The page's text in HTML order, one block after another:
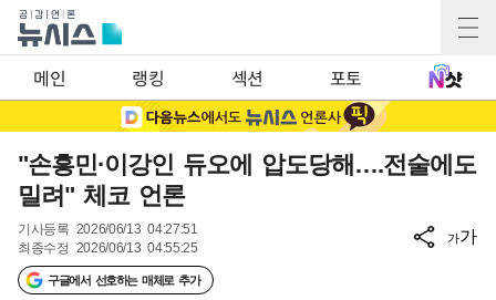
메인 랭킹 섹션 포토
"손흥민·이강인 듀오에 압도당해….전술에도
밀려" 체코 언론
기사등록 2026/06/13 04:27:51
최종수정 2026/06/13 04:55:25
구글에서 선호하는 매체로 추가
가가